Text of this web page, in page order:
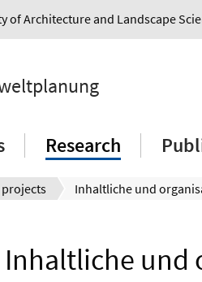
of Architecture and Landscape
Research
projects
Inhaltliche und